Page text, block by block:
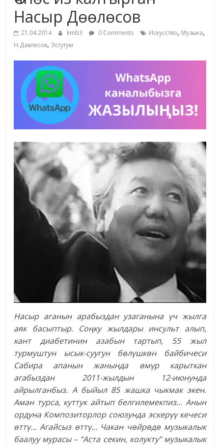
маданияты
жана
адабияты
Насыр Дөөлөсов
21.04.2014 kmb3 0 Comments Искусство, Музыка,
Н.Давлесов,Эстутум
Насыр аганын арабыздан узаганына үч жылга
аяк басыптыр. Соңку жылдары инсульт алып,
кант диабетинин азабын тартып, 55 жыл
турмуштун ысык-суугун бөлүшкөн байбичеси
Сабира апанын жанында өмүр карыткан
агабыздан 2011-жылдын 12-июнунда
айрылганбыз. А быйыл 85 жашка чыкмак экен.
Аман турса, куттук айтып белгилемекпиз… Анын
ордуна Композиторлор союзунда эскерүү кечеси
өттү… Агайсыз өттү… Чакан чөйрөдө музыкалык
баалуу мурасы – “Аста секин, колукту” музыкалык